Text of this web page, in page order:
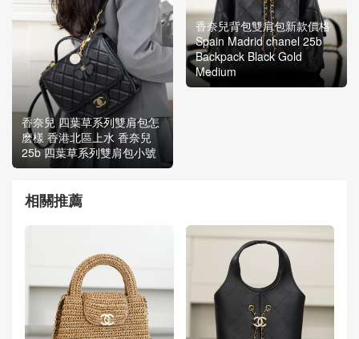
香奈兒 四葉草系列雙肩包怎
麽樣 香港北區上水 香奈兒
25b 四葉草系列雙肩包小號
香奈兒背包雙肩包新款價格
Spain Madrid chanel 25b
Backpack Black Gold
Medium
相關推薦